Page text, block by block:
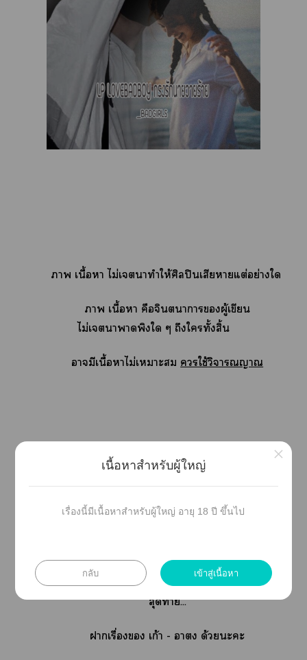
า เนื้อา ไม่เาทำให้ศิลปินเสียาแต่อย่างใ
า เนื้อา คือจินตนาการผู้เขียน
ไม่เาาพิงใ ๆ ถึงใทั้งสิ้น
ามีเนื้อาไม่เาะใช้วิจารณญาณ
แส่วนใส่วนหนึ่งานี้โไม่ได้รับอนุญาต
สุดท้าย...
าเรื่อง เก้า - า ด้วยะะ
เนื้อหาสำหรับผู้ใหญ่
เรื่องนี้มีเนื้อหาสำหรับผู้ใหญ่ อายุ 18 ปี ขึ้นไป
กลับ เข้าสู่เนื้อหา
×